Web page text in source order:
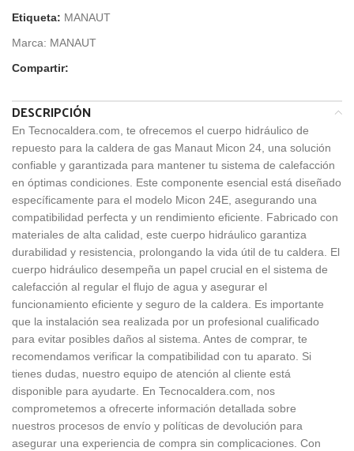
Etiqueta: MANAUT
Marca: MANAUT
Compartir:
DESCRIPCIÓN
En Tecnocaldera.com, te ofrecemos el cuerpo hidráulico de
repuesto para la caldera de gas Manaut Micon 24, una solución
confiable y garantizada para mantener tu sistema de calefacción
en óptimas condiciones. Este componente esencial está diseñado
específicamente para el modelo Micon 24E, asegurando una
compatibilidad perfecta y un rendimiento eficiente. Fabricado con
materiales de alta calidad, este cuerpo hidráulico garantiza
durabilidad y resistencia, prolongando la vida útil de tu caldera. El
cuerpo hidráulico desempeña un papel crucial en el sistema de
calefacción al regular el flujo de agua y asegurar el
funcionamiento eficiente y seguro de la caldera. Es importante
que la instalación sea realizada por un profesional cualificado
para evitar posibles daños al sistema. Antes de comprar, te
recomendamos verificar la compatibilidad con tu aparato. Si
tienes dudas, nuestro equipo de atención al cliente está
disponible para ayudarte. En Tecnocaldera.com, nos
comprometemos a ofrecerte información detallada sobre
nuestros procesos de envío y políticas de devolución para
asegurar una experiencia de compra sin complicaciones. Con